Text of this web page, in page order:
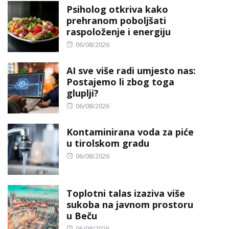
Psiholog otkriva kako
prehranom poboljšati
raspoloženje i energiju
Posted
06/08/2026
AI sve više radi umjesto nas:
Postajemo li zbog toga
gluplji?
Posted
06/08/2026
Kontaminirana voda za piće
u tirolskom gradu
Posted
06/08/2026
Toplotni talas izaziva više
sukoba na javnom prostoru
u Beču